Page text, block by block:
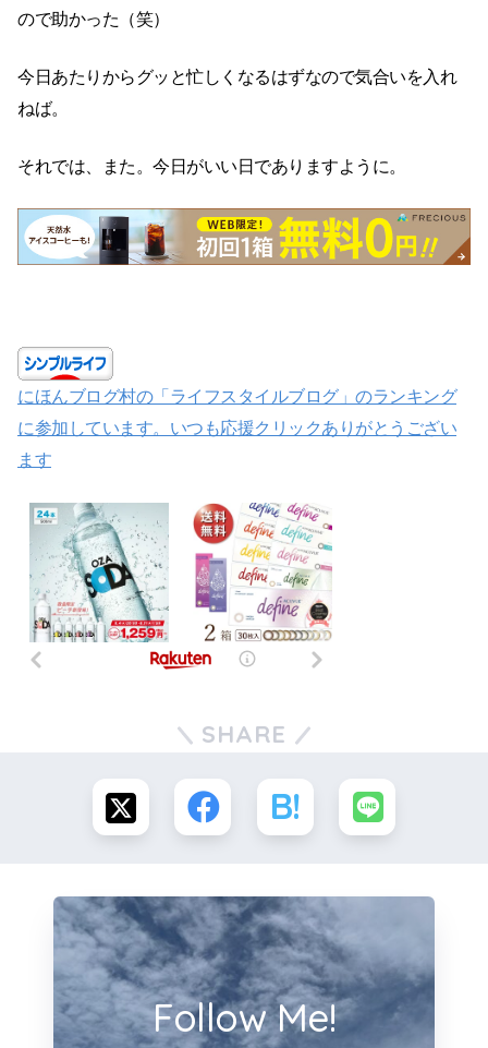
ので助かった（笑）
今日あたりからグッと忙しくなるはずなので気合いを入れ
ねば。
それでは、また。今日がいい日でありますように。
にほんブログ村の「ライフスタイルブログ」のランキング
に参加しています。いつも応援クリックありがとうござい
ます
SHARE
Follow Me!